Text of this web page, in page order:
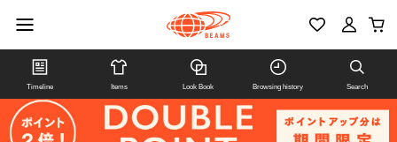
Timeline Items Look Book Browsing history Search